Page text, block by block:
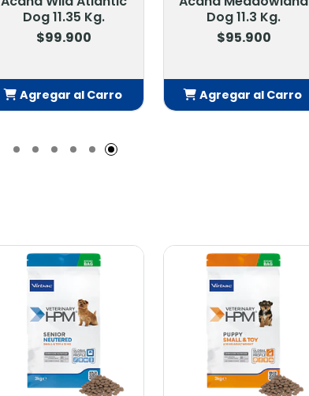
Dog 11.35 Kg.
$99.900
Agregar al Carro
Dog 11.3 Kg.
$95.900
Agregar al Carro